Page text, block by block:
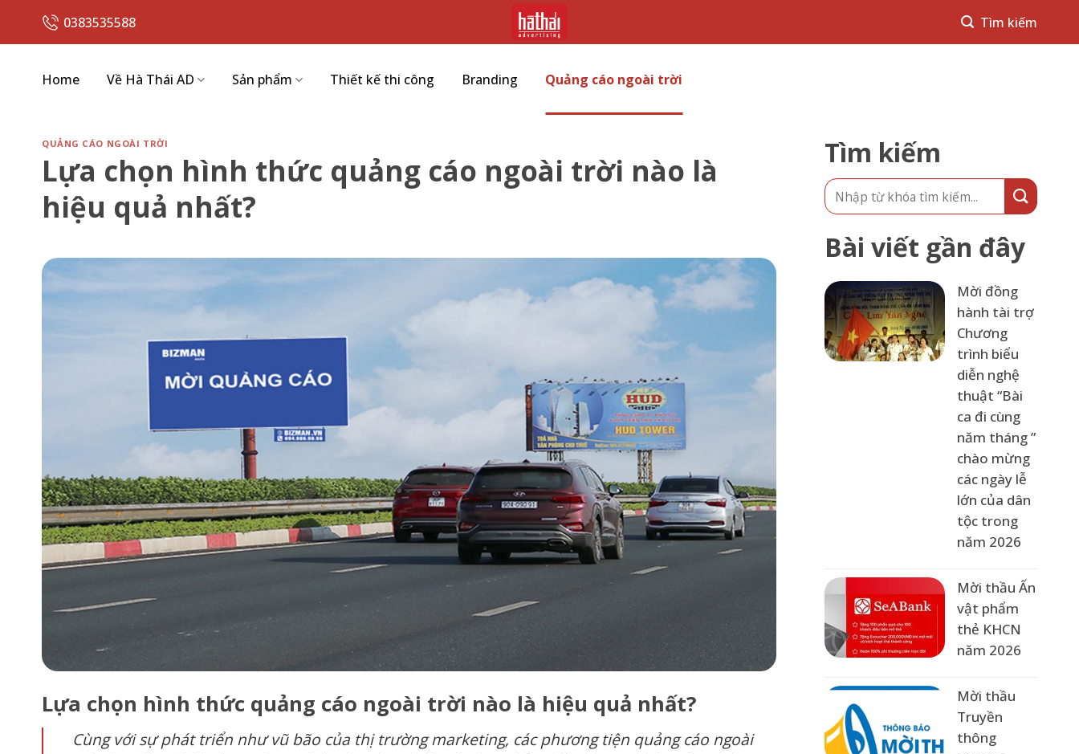
content
0383535588
Home Về Hà Thái AD Sản phẩm Thiết kế thi công Branding Quảng cáo ngoài trời
QUẢNG CÁO NGOÀI TRỜI
Lựa chọn hình thức quảng cáo ngoài trời nào là
hiệu quả nhất?
Lựa chọn hình thức quảng cáo ngoài trời nào là hiệu quả nhất?
Cùng với sự phát triển như vũ bão của thị trường marketing, các phương tiện quảng cáo ngoài
Tìm kiếm
Bài viết gần đây
Mời đồng
hành tài trợ
Chương
trình biểu
diễn nghệ
thuật “Bài
ca đi cùng
năm tháng ”
chào mừng
các ngày lễ
lớn của dân
tộc trong
năm 2026
Mời thầu Ấn
vật phẩm
thẻ KHCN
năm 2026
Mời thầu
Truyền
thông